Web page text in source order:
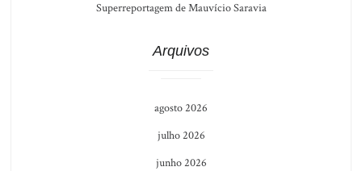
Superreportagem de Mauvício Saravia
Arquivos
agosto 2026
julho 2026
junho 2026